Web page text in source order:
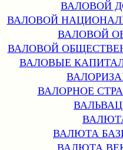
ВАЛОВОЙ
ВАЛОВОЙ
ВАЛОВОЙ
ВАЛОВОЙ
ВАЛОВЫЕ
ВАЛОРНОЕ
ВАЛЮТА
ВАЛЮТА